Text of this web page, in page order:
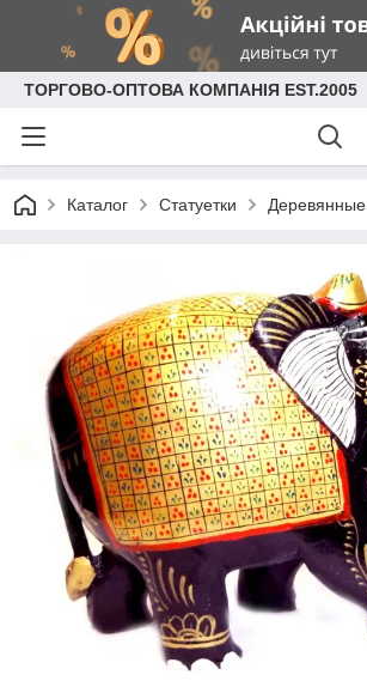
ТОРГОВО-ОПТОВА КОМПАНІЯ EST.2005
Каталог Статуетки Деревянные